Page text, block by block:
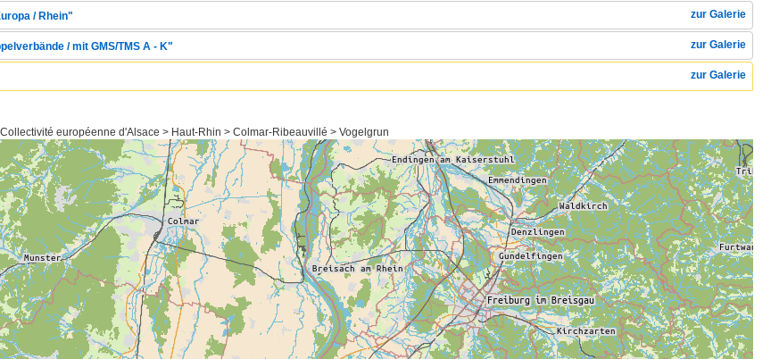
zur Galerie
/ Rhein"
zur Galerie
/ mit GMS/TMS A - K"
zur Galerie
européenne d'Alsace > Haut-Rhin > Colmar-Ribeauvillé > Vogelgrun